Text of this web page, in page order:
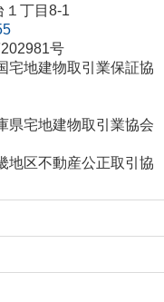
１丁目8-1
号
宅地建物取引業保証協
県宅地建物取引業協会
地区不動産公正取引協